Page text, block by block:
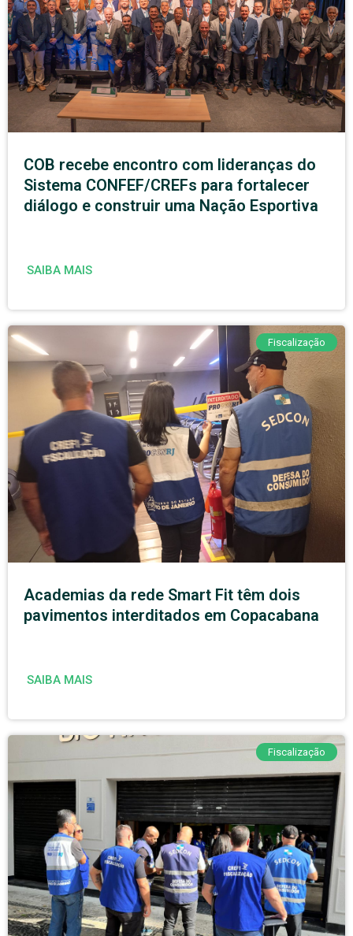
COB recebe encontro com lideranças do
Sistema CONFEF/CREFs para fortalecer
diálogo e construir uma Nação Esportiva
SAIBA MAIS
Fiscalização
Academias da rede Smart Fit têm dois
pavimentos interditados em Copacabana
SAIBA MAIS
Fiscalização